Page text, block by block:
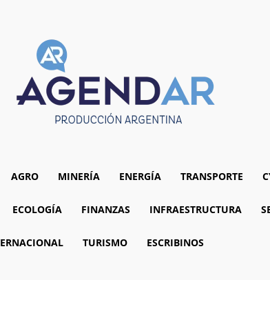
AGRO MINERÍA ENERGÍA TRANSPORTE
ECOLOGÍA FINANZAS INFRAESTRUCTURA
TURISMO ESCRIBINOS